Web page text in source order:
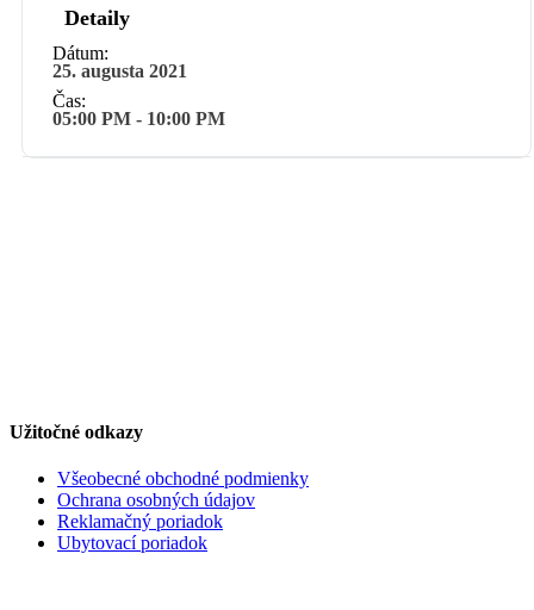
Detaily
Dátum:
25. augusta 2021
Čas:
05:00 PM - 10:00 PM
Užitočné odkazy
Všeobecné obchodné podmienky
Ochrana osobných údajov
Reklamačný poriadok
Ubytovací poriadok